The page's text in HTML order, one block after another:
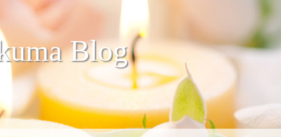
Blog